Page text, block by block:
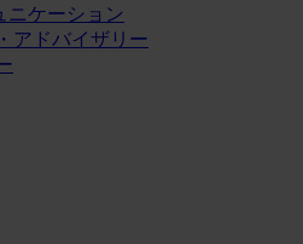
ニケーション
アドバイザリー